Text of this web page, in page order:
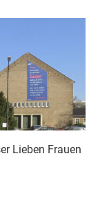
Lieben Frauen